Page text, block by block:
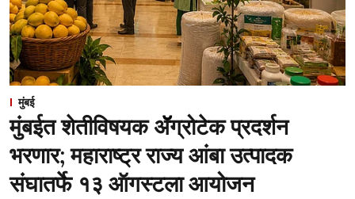
मुंबई
मुंबईत शेतीविषयक ॲॅग्रोटेक प्रदर्शन
भरणार; महाराष्ट्र राज्य आंबा उत्पादक
संघातर्फे १३ ऑगस्टला आयोजन